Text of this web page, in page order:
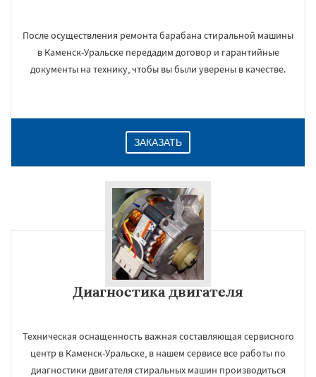
После осуществления ремонта барабана стиральной машины
в Каменск-Уральске передадим договор и гарантийные
документы на технику, чтобы вы были уверены в качестве.
ЗАКАЗАТЬ
Диагностика двигателя
Техническая оснащенность важная составляющая сервисного
центр в Каменск-Уральске, в нашем сервисе все работы по
диагностики двигателя стиральных машин производиться